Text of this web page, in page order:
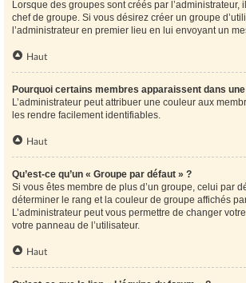
Lorsque des groupes sont créés par l’administrateur,
chef de groupe. Si vous désirez créer un groupe
l’administrateur en premier lieu en lui envoyant un
Haut
Pourquoi certains membres apparaissent dans
L’administrateur peut attribuer une couleur aux
les rendre facilement identifiables.
Haut
Qu’est-ce qu’un « Groupe par défaut » ?
Si vous êtes membre de plus d’un groupe, celui par
déterminer le rang et la couleur de groupe affichés
L’administrateur peut vous permettre de changer
votre panneau de l’utilisateur.
Haut